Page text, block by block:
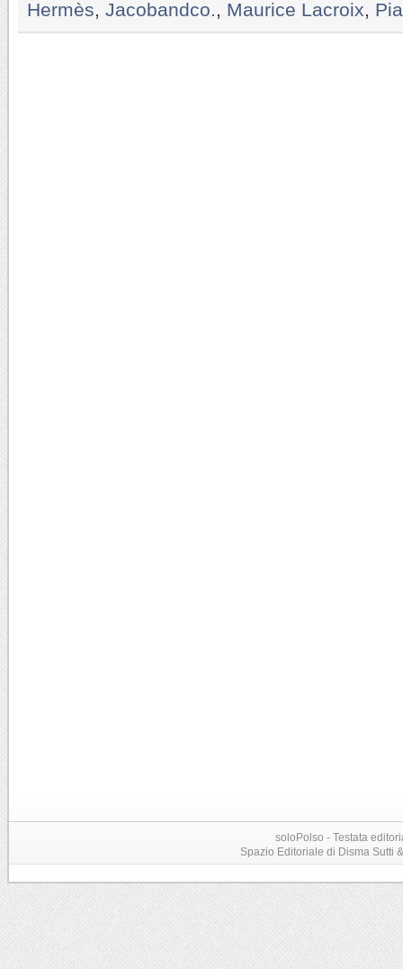
Hermès Jacobandco. Maurice Lacroix
soloPolso - Testata
Spazio Editoriale di Disma Sutti